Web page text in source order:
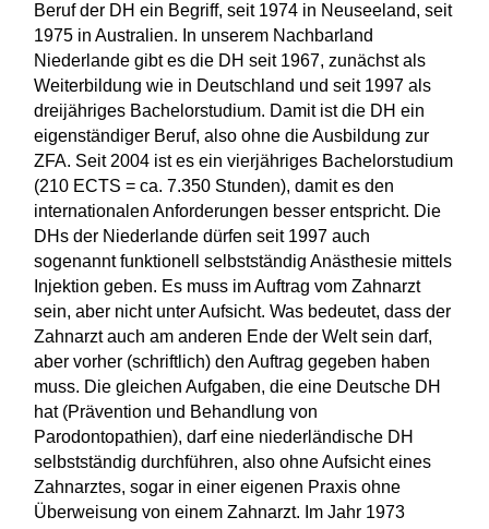
Beruf der DH ein Begriff, seit 1974 in Neuseeland, seit
1975 in Australien. In unserem Nachbarland
Niederlande gibt es die DH seit 1967, zunächst als
Weiterbildung wie in Deutschland und seit 1997 als
dreijähriges Bachelorstudium. Damit ist die DH ein
eigenständiger Beruf, also ohne die Ausbildung zur
ZFA. Seit 2004 ist es ein vierjähriges Bachelorstudium
(210 ECTS = ca. 7.350 Stunden), damit es den
internationalen Anforderungen besser entspricht. Die
DHs der Niederlande dürfen seit 1997 auch
sogenannt funktionell selbstständig Anästhesie mittels
Injektion geben. Es muss im Auftrag vom Zahnarzt
sein, aber nicht unter Aufsicht. Was bedeutet, dass der
Zahnarzt auch am anderen Ende der Welt sein darf,
aber vorher (schriftlich) den Auftrag gegeben haben
muss. Die gleichen Aufgaben, die eine Deutsche DH
hat (Prävention und Behandlung von
Parodontopathien), darf eine niederländische DH
selbstständig durchführen, also ohne Aufsicht eines
Zahnarztes, sogar in einer eigenen Praxis ohne
Überweisung von einem Zahnarzt. Im Jahr 1973